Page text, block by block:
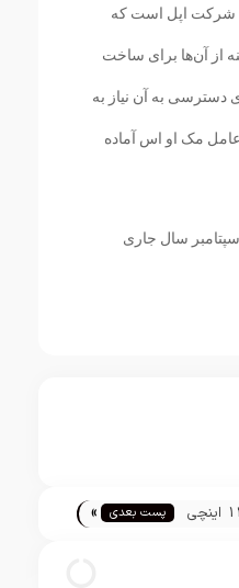
شرکت اپل است که
از آن‌ها برای ساخت
دسترسی به آن نیاز به
مک او اس آماده
آماده عرضه شده است که شرکت اپل اعلام کرده که مک پرو 2019 تا سپتامبر سال جاری
اپل 7 مدل جدید مک بوک 12 اینچی
پست بعدی »